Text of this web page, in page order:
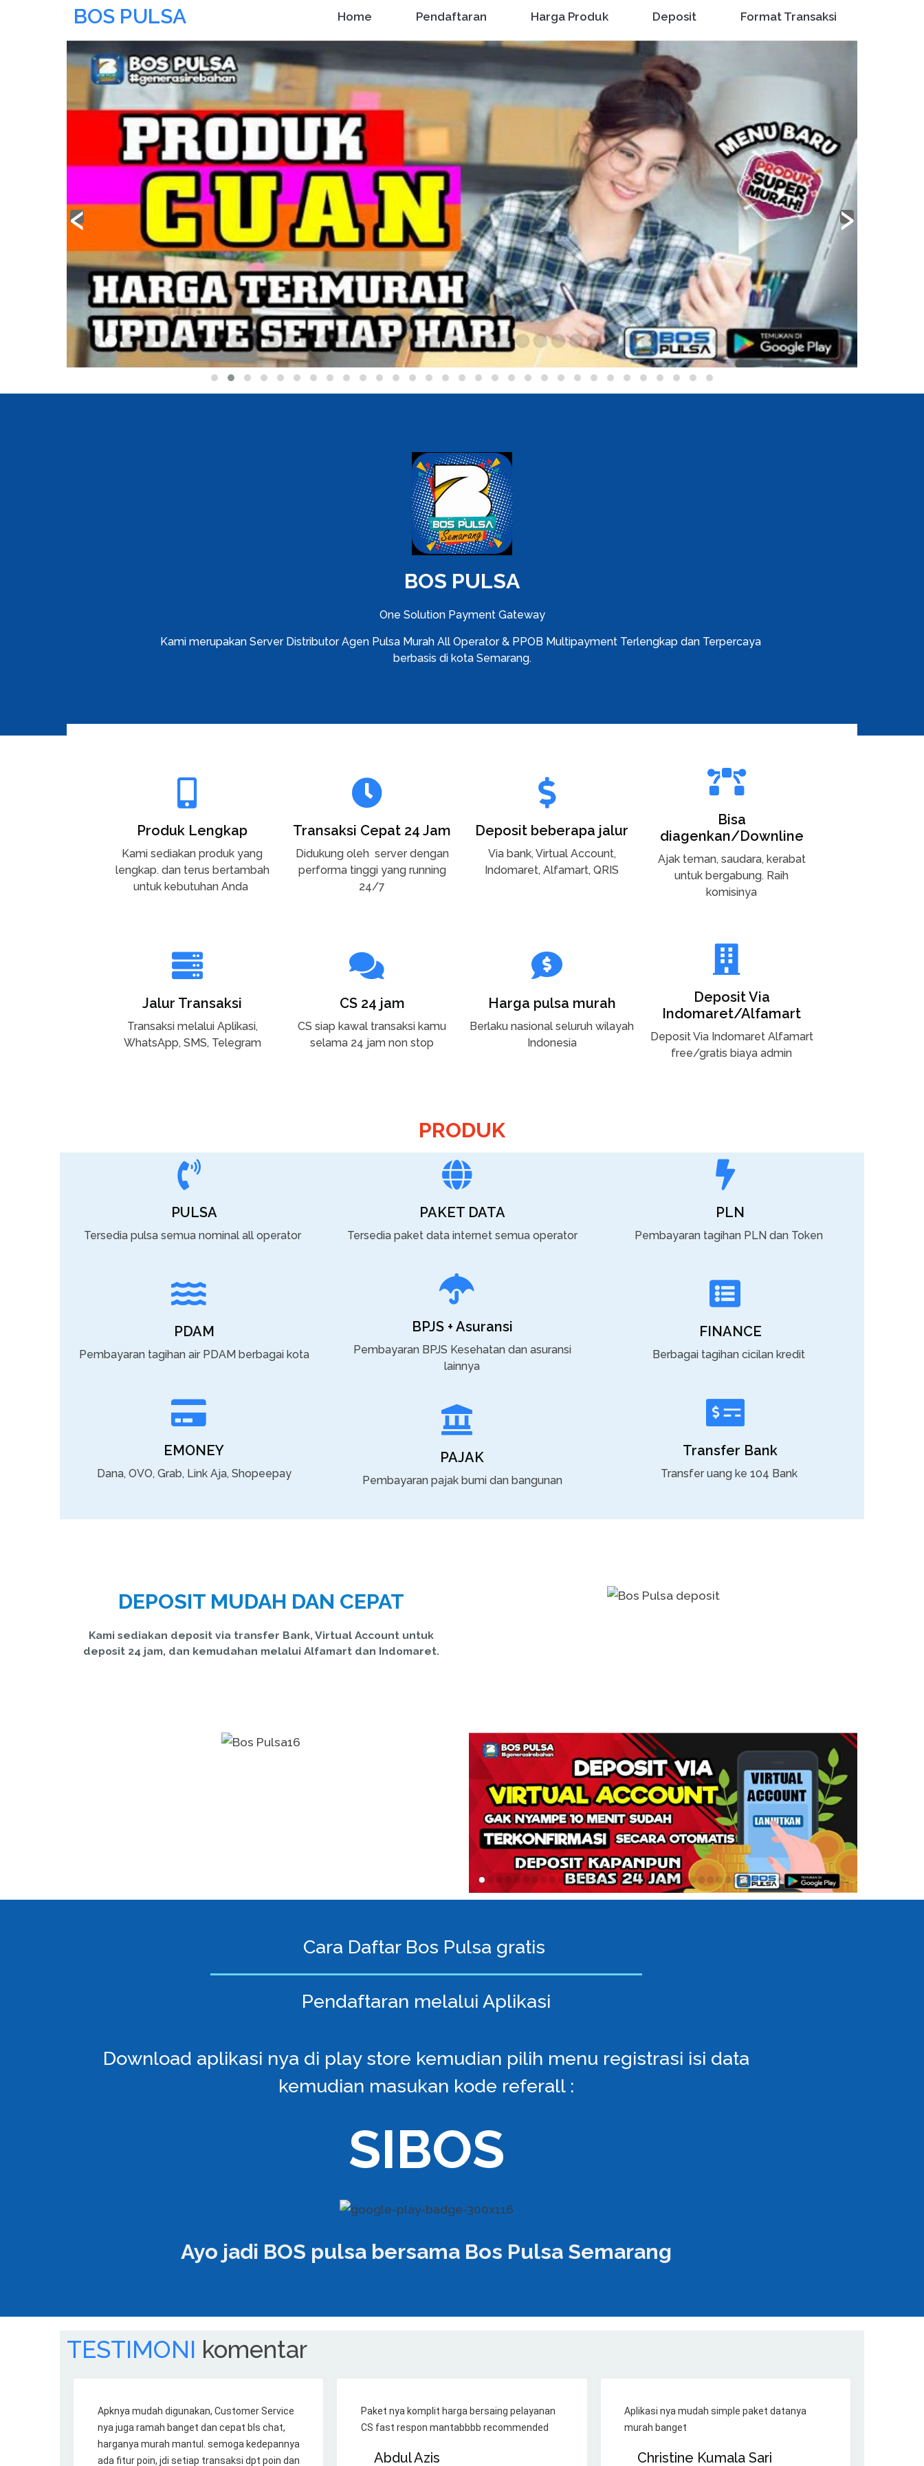
BOS PULSA Home Pendaftaran Harga Produk Deposit Format Transaksi
‹ ›
BOS PULSA
One Solution Payment Gateway
Kami merupakan Server Distributor Agen Pulsa Murah All Operator & PPOB Multipayment Terlengkap dan Terpercaya
berbasis di kota Semarang.
Produk Lengkap
Kami sediakan produk yang
lengkap. dan terus bertambah
untuk kebutuhan Anda
Jalur Transaksi
Transaksi melalui Aplikasi,
WhatsApp, SMS, Telegram
Transaksi Cepat 24 Jam
Didukung oleh server dengan
performa tinggi yang running
24/7
CS 24 jam
CS siap kawal transaksi kamu
selama 24 jam non stop
Deposit beberapa jalur
Via bank, Virtual Account,
Indomaret, Alfamart, QRIS
Harga pulsa murah
Berlaku nasional seluruh wilayah
Indonesia
Bisa
diagenkan/Downline
Ajak teman, saudara, kerabat
untuk bergabung. Raih
komisinya
Deposit Via
Indomaret/Alfamart
Deposit Via Indomaret Alfamart
free/gratis biaya admin
PRODUK
PULSA
Tersedia pulsa semua nominal all operator
PDAM
Pembayaran tagihan air PDAM berbagai kota
EMONEY
Dana, OVO, Grab, Link Aja, Shopeepay
PAKET DATA
Tersedia paket data internet semua operator
BPJS + Asuransi
Pembayaran BPJS Kesehatan dan asuransi
lainnya
PAJAK
Pembayaran pajak bumi dan bangunan
PLN
Pembayaran tagihan PLN dan Token
FINANCE
Berbagai tagihan cicilan kredit
Transfer Bank
Transfer uang ke 104 Bank
DEPOSIT MUDAH DAN CEPAT
Kami sediakan deposit via transfer Bank, Virtual Account untuk
deposit 24 jam, dan kemudahan melalui Alfamart dan Indomaret.
Cara Daftar Bos Pulsa gratis
Pendaftaran melalui Aplikasi
Download aplikasi nya di play store kemudian pilih menu registrasi isi data
kemudian masukan kode referall :
SIBOS
Ayo jadi BOS pulsa bersama Bos Pulsa Semarang
TESTIMONI komentar
Apknya mudah digunakan, Customer Service
nya juga ramah banget dan cepat bls chat,
harganya murah mantul. semoga kedepannya
ada fitur poin, jdi setiap transaksi dpt poin dan
Paket nya komplit harga bersaing pelayanan
CS fast respon mantabbbb recommended
Abdul Azis
Aplikasi nya mudah simple paket datanya
murah banget
Christine Kumala Sari